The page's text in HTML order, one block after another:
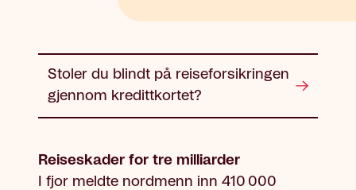
Stoler du blindt på reiseforsikringen
gjennom kredittkortet?
Reiseskader for tre milliarder
I fjor meldte nordmenn inn 410 000